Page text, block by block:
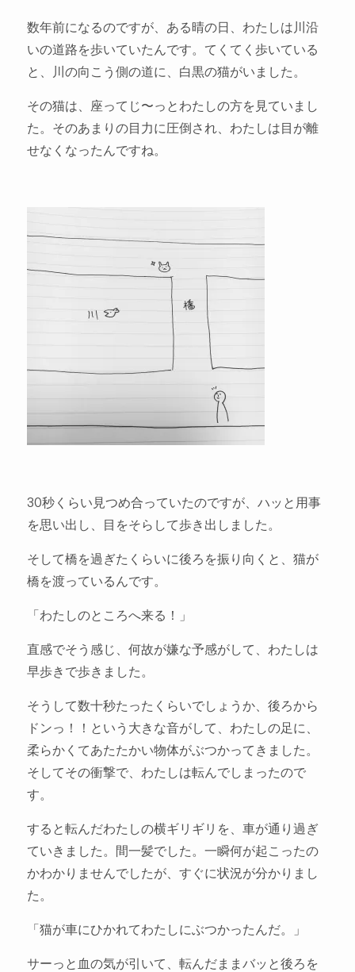
数年前になるのですが、ある晴の日、わたしは川沿
いの道路を歩いていたんです。てくてく歩いている
と、川の向こう側の道に、白黒の猫がいました。
その猫は、座ってじ〜っとわたしの方を見ていまし
た。そのあまりの目力に圧倒され、わたしは目が離
せなくなったんですね。
30秒くらい見つめ合っていたのですが、ハッと用事
を思い出し、目をそらして歩き出しました。
そして橋を過ぎたくらいに後ろを振り向くと、猫が
橋を渡っているんです。
「わたしのところへ来る！」
直感でそう感じ、何故が嫌な予感がして、わたしは
早歩きで歩きました。
そうして数十秒たったくらいでしょうか、後ろから
ドンっ！！という大きな音がして、わたしの足に、
柔らかくてあたたかい物体がぶつかってきました。
そしてその衝撃で、わたしは転んでしまったので
す。
すると転んだわたしの横ギリギリを、車が通り過ぎ
ていきました。間一髪でした。一瞬何が起こったの
かわかりませんでしたが、すぐに状況が分かりまし
た。
「猫が車にひかれてわたしにぶつかったんだ。」
サーっと血の気が引いて、転んだままバッと後ろを